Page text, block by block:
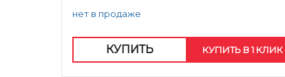
нет в продаже
КУПИТЬ КУПИТЬ В 1 КЛИК